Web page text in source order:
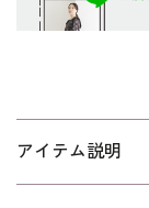
アイテム説明